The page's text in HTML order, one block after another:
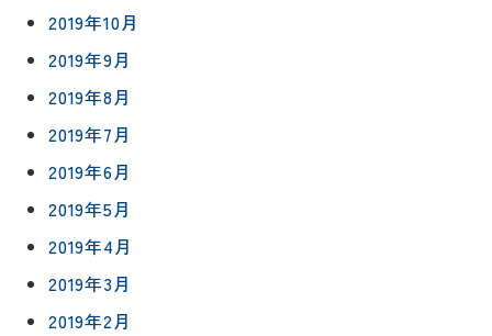
2019年10月
2019年9月
2019年8月
2019年7月
2019年6月
2019年5月
2019年4月
2019年3月
2019年2月